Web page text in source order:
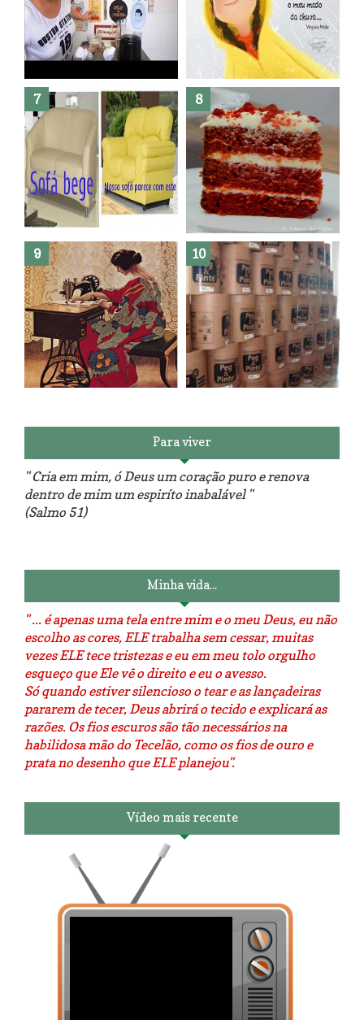
Dez bolos pra fazer antes de
morrer !
Haters, como surgiram?
O medo que habita em nós.
Reforma do sofá, agora é em
patchwork!
The Red Velvet !!! O Perfeito
Para viver
" Cria em mim, ó Deus um coração puro e renova
dentro de mim um espiríto inabalável "
(Salmo 51)
Minha vida...
" ... é apenas uma tela entre mim e o meu Deus, eu não
escolho as cores, ELE trabalha sem cessar, muitas
vezes ELE tece tristezas e eu em meu tolo orgulho
esqueço que Ele vê o direito e eu o avesso.
Só quando estiver silencioso o tear e as lançadeiras
pararem de tecer, Deus abrirá o tecido e explicará as
razões. Os fios escuros são tão necessários na
habilidosa mão do Tecelão, como os fios de ouro e
prata no desenho que ELE planejou".
Vídeo mais recente